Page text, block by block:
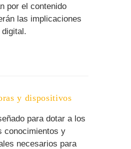
por el contenido
las implicaciones
y dispositivos
para dotar a los
conocimientos y
necesarios para